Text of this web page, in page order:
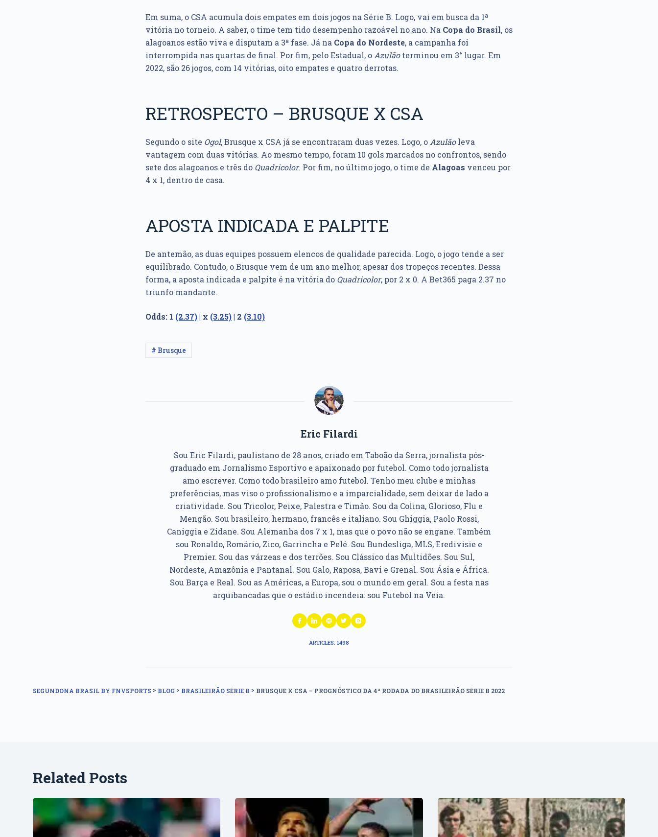
Em suma, o CSA acumula dois empates em dois jogos na Série B. Logo, vai em busca da 1ª
vitória no torneio. A saber, o time tem tido desempenho razoável no ano. Na Copa do Brasil, os
alagoanos estão viva e disputam a 3ª fase. Já na Copa do Nordeste, a campanha foi
interrompida nas quartas de final. Por fim, pelo Estadual, o Azulãoterminou em 3° lugar. Em
2022, são 26 jogos, com 14 vitórias, oito empates e quatro derrotas.
RETROSPECTO – BRUSQUE X CSA
Segundo o site Ogol, Brusque x CSA já se encontraram duas vezes. Logo, o Azulãoleva
vantagem com duas vitórias. Ao mesmo tempo, foram 10 gols marcados no confrontos, sendo
sete dos alagoanos e três do Quadricolor. Por fim, no último jogo, o time de Alagoas venceu por
4 x 1, dentro de casa.
APOSTA INDICADA E PALPITE
De antemão, as duas equipes possuem elencos de qualidade parecida. Logo, o jogo tende a ser
equilibrado. Contudo, o Brusque vem de um ano melhor, apesar dos tropeços recentes. Dessa
forma, a aposta indicada e palpite é na vitória do Quadricolor, por 2 x 0. A Bet365 paga 2.37 no
triunfo mandante.
Odds: 1 (2.37)| x (3.25)| 2 (3.10)
# Brusque
Eric Filardi
Sou Eric Filardi, paulistano de 28 anos, criado em Taboão da Serra, jornalista pós-
graduado em Jornalismo Esportivo e apaixonado por futebol. Como todo jornalista
amo escrever. Como todo brasileiro amo futebol. Tenho meu clube e minhas
preferências, mas viso o profissionalismo e a imparcialidade, sem deixar de lado a
criatividade. Sou Tricolor, Peixe, Palestra e Timão. Sou da Colina, Glorioso, Flu e
Mengão. Sou brasileiro, hermano, francês e italiano. Sou Ghiggia, Paolo Rossi,
Caniggia e Zidane. Sou Alemanha dos 7 x 1, mas que o povo não se engane. Também
sou Ronaldo, Romário, Zico, Garrincha e Pelé. Sou Bundesliga, MLS, Eredivisie e
Premier. Sou das várzeas e dos terrões. Sou Clássico das Multidões. Sou Sul,
Nordeste, Amazônia e Pantanal. Sou Galo, Raposa, Bavi e Grenal. Sou Ásia e África.
Sou Barça e Real. Sou as Américas, a Europa, sou o mundo em geral. Sou a festa nas
arquibancadas que o estádio incendeia: sou Futebol na Veia.
ARTICLES: 1498
SEGUNDONA BRASIL BY FNVSPORTS > BLOG > BRASILEIRÃO SÉRIE B > BRUSQUE X CSA – PROGNÓSTICO DA 4ª RODADA DO BRASILEIRÃO SÉRIE B 2022
Related Posts